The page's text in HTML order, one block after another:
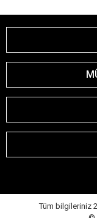
Tüm bilgileriniz